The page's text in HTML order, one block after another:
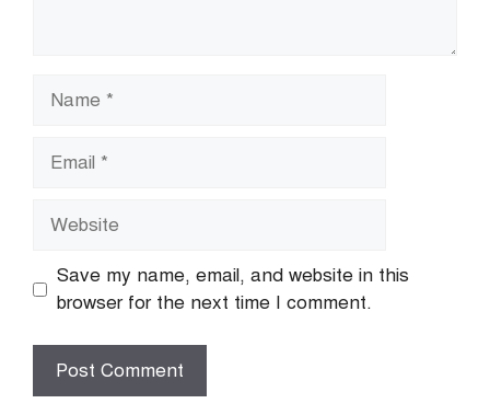
Name
Email
Website
Save my name, email, and website in this
browser for the next time I comment.